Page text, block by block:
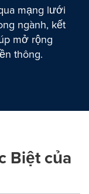
mạng lưới
ngành, kết
mở rộng
thông.
Biệt của